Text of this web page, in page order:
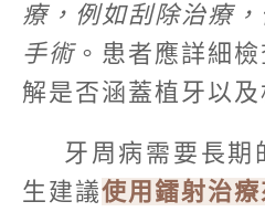
療，例如刮除治療
手術。患者應詳細
解是否涵蓋植牙以及
牙周病需要長期
生建議使用鐳射治